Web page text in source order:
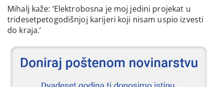
Mihalj kaže: ‘Elektrobosna je moj jedini projekat u
tridesetpetogodišnjoj karijeri koji nisam uspio izvesti
do kraja.’